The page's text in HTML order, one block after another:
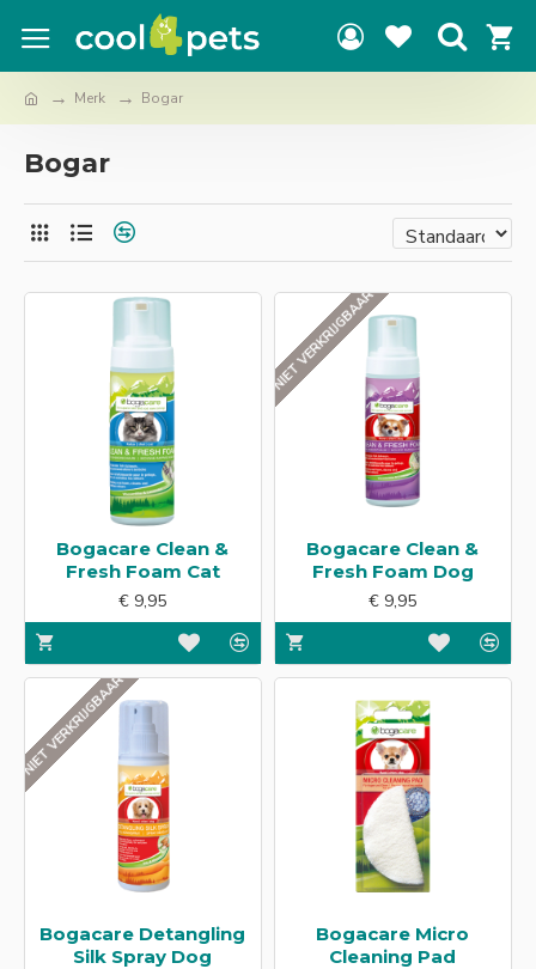
Merk Bogar
Bogar
Bogacare Clean &
Fresh Foam Cat
€ 9,95
NIET VERKRIJGBAAR
Bogacare Clean &
Fresh Foam Dog
€ 9,95
NIET VERKRIJGBAAR
Bogacare Detangling
Silk Spray Dog
Bogacare Micro
Cleaning Pad